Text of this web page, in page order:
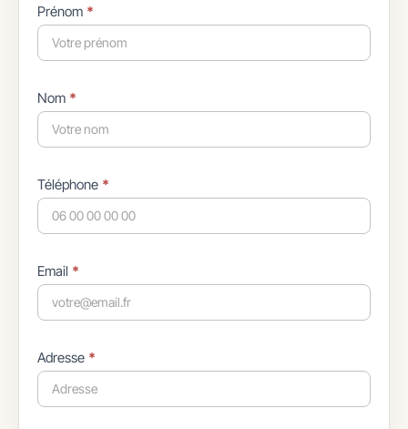
Formulaire
simple
avec
Prénom *
Nom *
Téléphone *
Email *
Adresse *